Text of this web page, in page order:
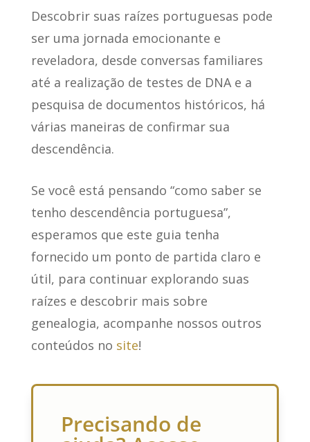
Descobrir suas raízes portuguesas pode
ser uma jornada emocionante e
reveladora, desde conversas familiares
até a realização de testes de DNA e a
pesquisa de documentos históricos, há
várias maneiras de confirmar sua
descendência.
Se você está pensando “como saber se
tenho descendência portuguesa”,
esperamos que este guia tenha
fornecido um ponto de partida claro e
útil, para continuar explorando suas
raízes e descobrir mais sobre
genealogia, acompanhe nossos outros
conteúdos no site!
Precisando de